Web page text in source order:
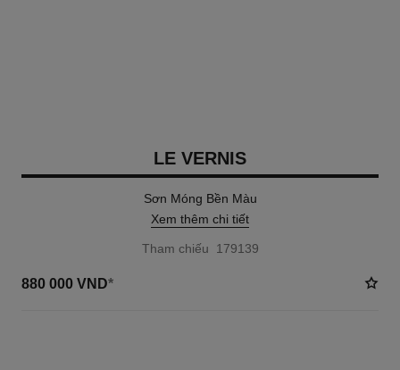
LE VERNIS
Sơn Móng Bền Màu
Xem thêm chi tiết
Tham chiếu 179139
880 000 VND*